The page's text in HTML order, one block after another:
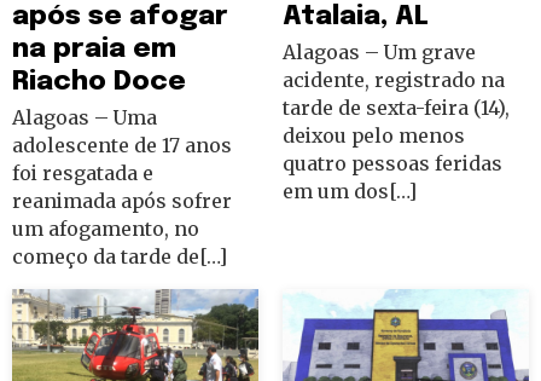
após se afogar
na praia em
Riacho Doce
Alagoas – Uma
adolescente de 17 anos
foi resgatada e
reanimada após sofrer
um afogamento, no
começo da tarde de[…]
Atalaia, AL
Alagoas – Um grave
acidente, registrado na
tarde de sexta-feira (14),
deixou pelo menos
quatro pessoas feridas
em um dos[…]